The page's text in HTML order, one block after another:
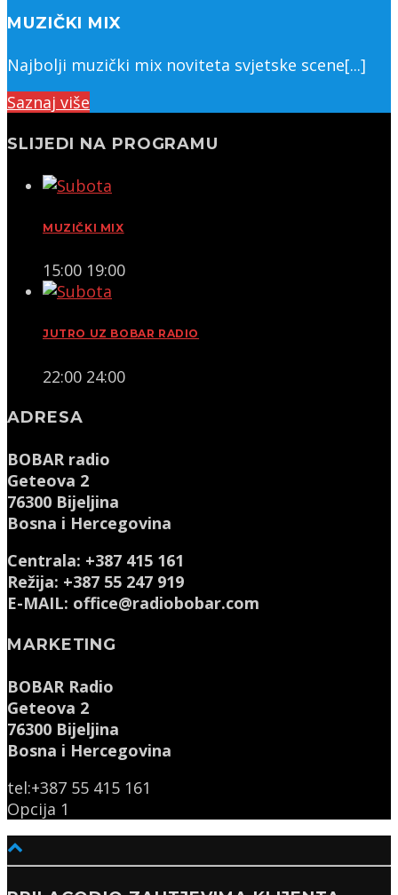
MUZIČKI MIX
Najbolji muzički mix noviteta svjetske scene[...]
Saznaj više
SLIJEDI NA PROGRAMU
MUZIČKI MIX
15:00 19:00
JUTRO UZ BOBAR RADIO
22:00 24:00
ADRESA
BOBAR radio
Geteova 2
76300 Bijeljina
Bosna i Hercegovina
Centrala: +387 415 161
Režija: +387 55 247 919
E-MAIL: office@radiobobar.com
MARKETING
BOBAR Radio
Geteova 2
76300 Bijeljina
Bosna i Hercegovina
tel:+387 55 415 161
Opcija 1